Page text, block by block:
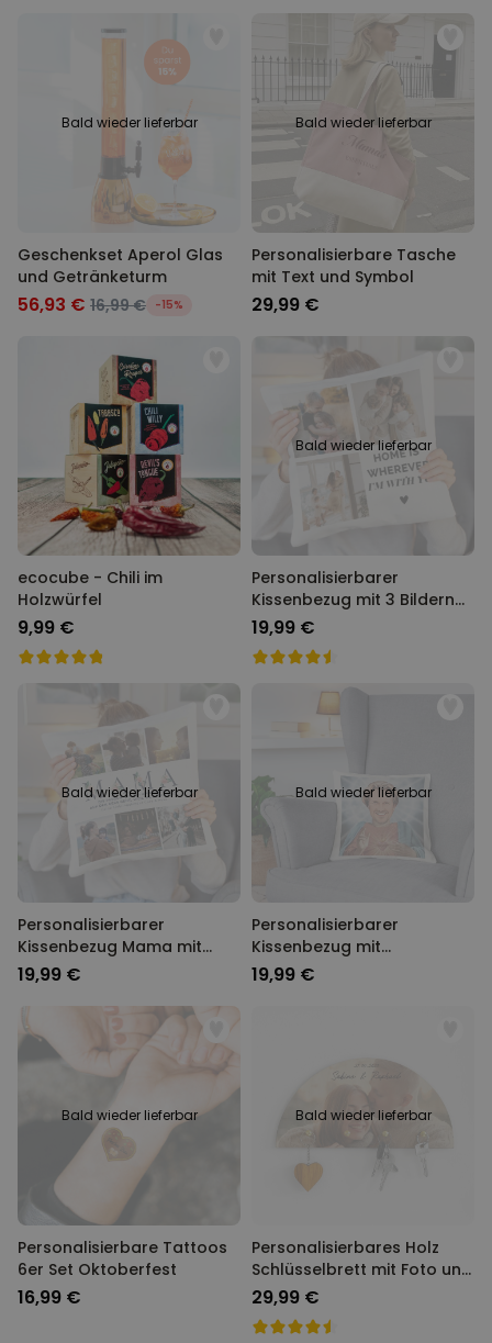
Bald wieder lieferbar
Geschenkset Aperol Glas
und Getränketurm
56,93 € 16,99 € -15%
Bald wieder lieferbar
Personalisierbare Tasche
mit Text und Symbol
29,99 €
ecocube - Chili im
Holzwürfel
9,99 €
Bald wieder lieferbar
Personalisierbarer
Kissenbezug mit 3 Bildern
und Text
19,99 €
Bald wieder lieferbar
Personalisierbarer
Kissenbezug Mama mit
Fotos und Text
19,99 €
Bald wieder lieferbar
Personalisierbarer
Kissenbezug mit
Heiligenschein und Gesicht
19,99 €
Bald wieder lieferbar
Personalisierbare Tattoos
6er Set Oktoberfest
16,99 €
Bald wieder lieferbar
Personalisierbares Holz
Schlüsselbrett mit Foto und
Text
29,99 €